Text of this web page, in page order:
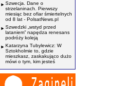
Szwecja. Dane o
strzelaninach. Pierwszy
miesiąc bez ofiar śmiertelnych
od 8 lat - PolsatNews.pl
Szwedzki „wstyd przed
lataniem” napędza renesans
podróży koleją
Katarzyna Tubylewicz: W
Sztokholmie to, gdzie
mieszkasz, zaskakująco dużo
mówi o tym, kim jesteś